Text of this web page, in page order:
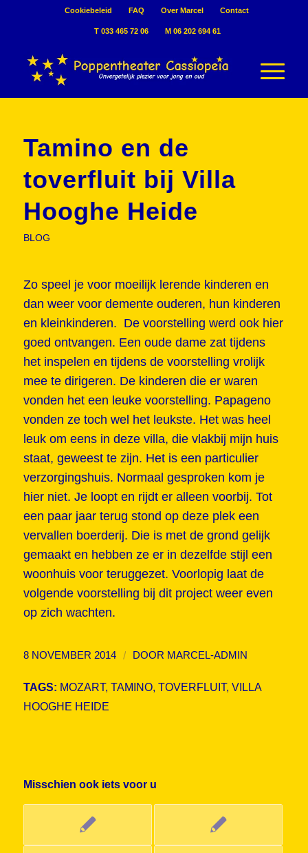
Cookiebeleid FAQ Over Marcel Contact
T 033 465 72 06 M 06 202 694 61
Tamino en de
toverfluit bij Villa
Hooghe Heide
BLOG
Zo speel je voor moeilijk lerende kinderen en
dan weer voor demente ouderen, hun kinderen
en kleinkinderen. De voorstelling werd ook hier
goed ontvangen. Een oude dame zat tijdens
het inspelen en tijdens de voorstelling vrolijk
mee te dirigeren. De kinderen die er waren
vonden het een leuke voorstelling. Papageno
vonden ze toch wel het leukste. Het was heel
leuk om eens in deze villa, die vlakbij mijn huis
staat, geweest te zijn. Het is een particulier
verzorgingshuis. Normaal gesproken kom je
hier niet. Je loopt en rijdt er alleen voorbij. Tot
een paar jaar terug stond op deze plek een
vervallen boerderij. Die is met de grond gelijk
gemaakt en hebben ze er in dezelfde stijl een
woonhuis voor teruggezet. Voorlopig laat de
volgende voorstelling bij dit project weer even
op zich wachten.
8 NOVEMBER 2014 / DOOR MARCEL-ADMIN
TAGS: MOZART, TAMINO, TOVERFLUIT, VILLA
HOOGHE HEIDE
Misschien ook iets voor u